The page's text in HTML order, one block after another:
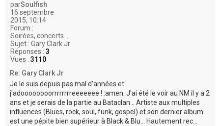
parSoulfish
16 septembre
2015, 10:14
Forum :
Soirées, concerts...
Sujet : Gary Clark Jr
Réponses : 3
Vues : 3110
Re: Gary Clark Jr
Je le suis depuis pas mal d'années et
j'adoooooooorrrrrrrreeeeeee ! :amen: J'ai été le voir au NM il y a 2
ans et je serais de la partie au Bataclan... Artiste aux multiples
influences (Blues, rock, soul, funk, gospel) et son dernier album
est une pépite bien supérieur à Black & Blu... Hautement rec...